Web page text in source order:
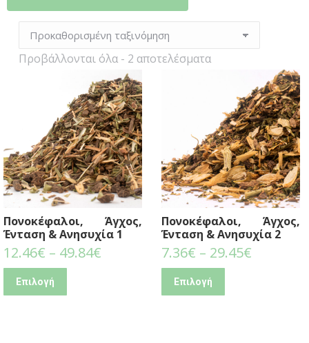
Προβάλλονται όλα - 2 αποτελέσματα
Πονοκέφαλοι, Άγχος,
Ένταση & Ανησυχία 1
12.46€ – 49.84€
Επιλογή
Πονοκέφαλοι, Άγχος,
Ένταση & Ανησυχία 2
7.36€ – 29.45€
Επιλογή